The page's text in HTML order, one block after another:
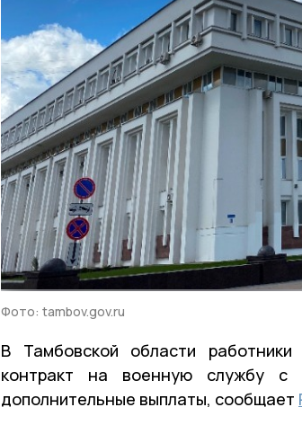
Фото: tambov.gov.ru
В Тамбовской области
контракт на военную службу с
дополнительные выплаты, сообщает